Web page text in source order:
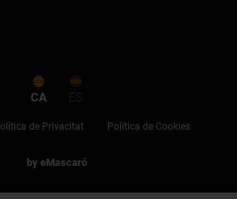
CA ES
de Privacitat Política de Cookies
by eMascaró